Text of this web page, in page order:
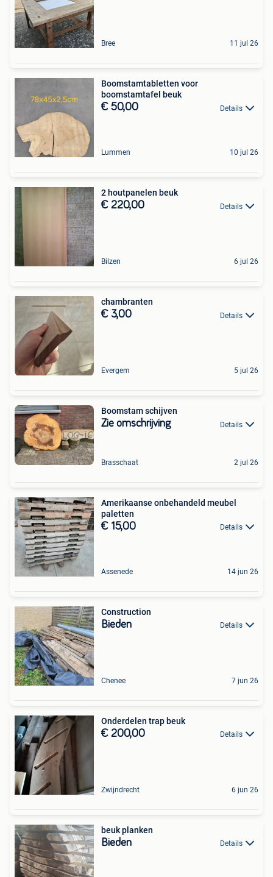
Bree 11 jul 26
Boomstamtabletten voor
boomstamtafel beuk
€ 50,00 Details
Lummen 10 jul 26
2 houtpanelen beuk
€ 220,00 Details
Bilzen 6 jul 26
chambranten
€ 3,00 Details
Evergem 5 jul 26
Boomstam schijven
Zie omschrijving Details
Brasschaat 2 jul 26
Amerikaanse onbehandeld meubel
paletten
€ 15,00 Details
Assenede 14 jun 26
Construction
Bieden Details
Chenee 7 jun 26
Onderdelen trap beuk
€ 200,00 Details
Zwijndrecht 6 jun 26
beuk planken
Bieden Details